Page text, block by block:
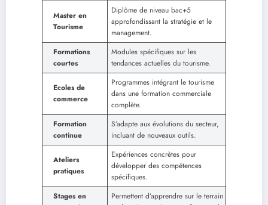
Master en
Tourisme
Diplôme de niveau bac+5
approfondissant la stratégie et le
management.
Formations
courtes
Modules spécifiques sur les
tendances actuelles du tourisme.
Ecoles de
commerce
Programmes intégrant le tourisme
dans une formation commerciale
complète.
Formation
continue
S’adapte aux évolutions du secteur,
incluant de nouveaux outils.
Ateliers
pratiques
Expériences concrètes pour
développer des compétences
spécifiques.
Stages en
Permettent d’apprendre sur le terrain